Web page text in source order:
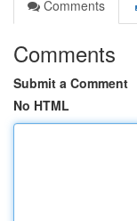
Comments
Comments
Submit a Comment
No HTML